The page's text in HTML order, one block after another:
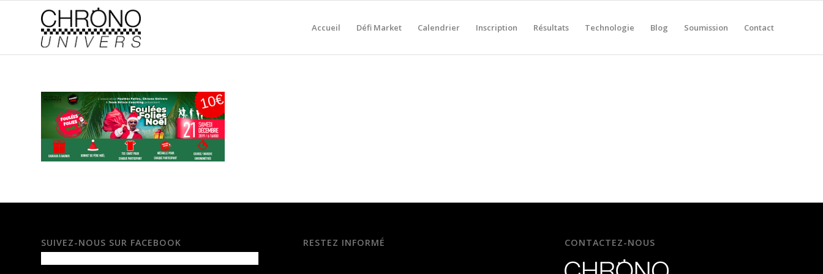
Accueil Défi Market Calendrier Inscription Résultats Technologie Blog Soumission Contact
SUIVEZ-NOUS SUR FACEBOOK RESTEZ INFORMÉ CONTACTEZ-NOUS